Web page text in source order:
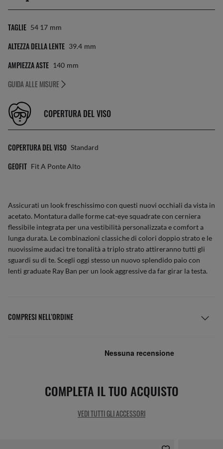
TAGLIE 54 17 Mm
ALTEZZA DELLA LENTE 39.4 Mm
AMPIEZZA ASTE 140 Mm
GUIDA ALLE MISURE
COPERTURA DEL VISO
COPERTURA DEL VISO Standard
GEOFIT Fit A Ponte Alto
Assicurati un look freschissimo con questi nuovi occhiali da vista in
acetato. Montatura dalle forme cat-eye squadrate con cerniera
flessibile integrata per una vestibilità personalizzata e comfort a
lunga durata. Le combinazioni classiche di colori doppio strato e le
nuovissime audaci tre tonalità a triplo strato attireranno tutti gli
sguardi su di te. Scegli oggi stesso un nuovo splendido paio con
lenti graduate Ray Ban per un look aggressive da far girar la testa.
COMPRESI NELL’ORDINE
COMPLETA IL TUO ACQUISTO
VEDI TUTTI GLI ACCESSORI